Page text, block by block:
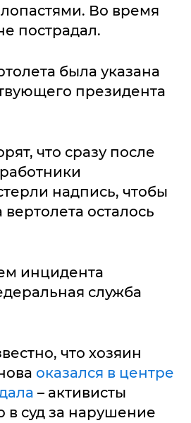
лопастями. Во время
пострадал.
была указана
президента
что сразу после
надпись, чтобы
осталось
инцидента
служба
что хозяин
оказался в центре
– активисты
в суд за нарушение